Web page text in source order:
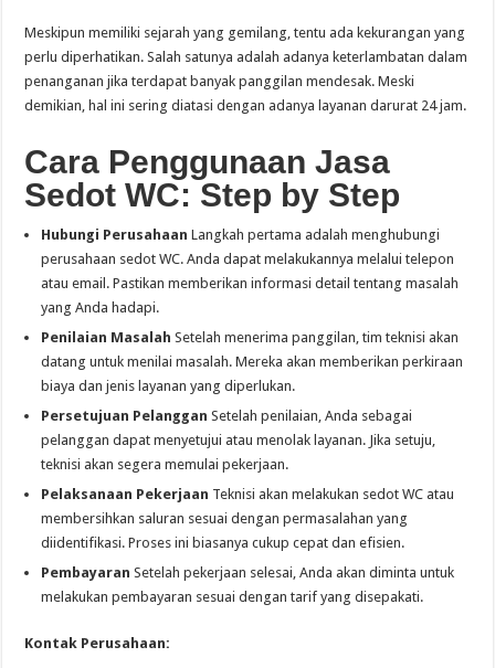
Meskipun memiliki sejarah yang gemilang, tentu ada kekurangan yang
perlu diperhatikan. Salah satunya adalah adanya keterlambatan dalam
penanganan jika terdapat banyak panggilan mendesak. Meski
demikian, hal ini sering diatasi dengan adanya layanan darurat 24 jam.
Cara Penggunaan Jasa
Sedot WC: Step by Step
Hubungi Perusahaan Langkah pertama adalah menghubungi
perusahaan sedot WC. Anda dapat melakukannya melalui telepon
atau email. Pastikan memberikan informasi detail tentang masalah
yang Anda hadapi.
Penilaian Masalah Setelah menerima panggilan, tim teknisi akan
datang untuk menilai masalah. Mereka akan memberikan perkiraan
biaya dan jenis layanan yang diperlukan.
Persetujuan Pelanggan Setelah penilaian, Anda sebagai
pelanggan dapat menyetujui atau menolak layanan. Jika setuju,
teknisi akan segera memulai pekerjaan.
Pelaksanaan Pekerjaan Teknisi akan melakukan sedot WC atau
membersihkan saluran sesuai dengan permasalahan yang
diidentifikasi. Proses ini biasanya cukup cepat dan efisien.
Pembayaran Setelah pekerjaan selesai, Anda akan diminta untuk
melakukan pembayaran sesuai dengan tarif yang disepakati.
Kontak Perusahaan: